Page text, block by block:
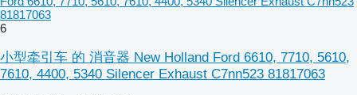
81817063
6
小型牵引车 的 消音器 New Holland Ford 6610, 7710, 5610,
7610, 4400, 5340 Silencer Exhaust C7nn523 81817063